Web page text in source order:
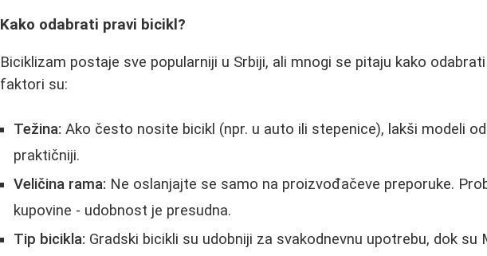
Kako odabrati pravi bicikl?
Biciklizam postaje sve popularniji u Srbiji, ali mnogi se pitaju kako
faktori su:
Težina: Ako često nosite bicikl (npr. u auto ili stepenice), lakši modeli
praktičniji.
Veličina rama: Ne oslanjajte se samo na proizvođačeve preporuke.
kupovine - udobnost je presudna.
Tip bicikla: Gradski bicikli su udobniji za svakodnevnu upotrebu, dok su